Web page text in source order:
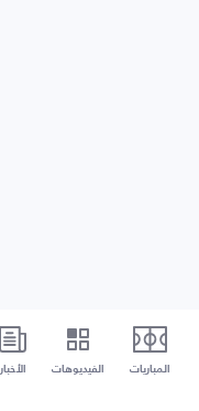
المباريات الفيديوهات الأخبار